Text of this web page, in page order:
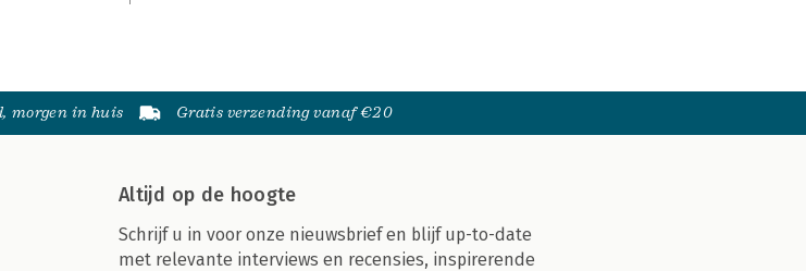
morgen in huis Gratis verzending vanaf €20
Altijd op de hoogte
Schrijf u in voor onze nieuwsbrief en blijf up-to-date
met relevante interviews en recensies, inspirerende